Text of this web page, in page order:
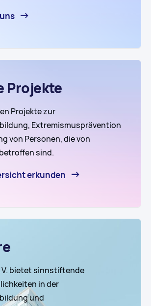
Projekte
Projekte zur
Extremismusprävention
von Personen, die von
sind.
erkunden
V. bietet sinnstiftende
in der
und